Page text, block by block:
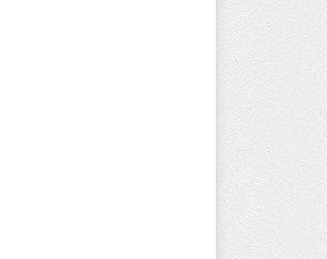
BİNLERCE